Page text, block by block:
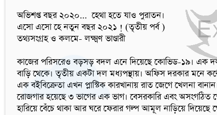
অভিশপ্ত বছর ২০২০...  হেথা হতে যাও পুরাতন।
এসো এসো হে নতুন বছর ২০২১ ! (তৃতীয় পর্ব )
তথ্যসংগ্রহ ও কলমে- লক্ষ্মণ ভাণ্ডারী
কাজের পরিসরেও বড়সড় বদল এনে দিয়েছে কোভিড-১৯। এক
বাড়ি থেকে। তৃতীয় একটা দল মধ্যপন্থায়। অফিস দরকার মনে
এক বইবিক্রেতা এখন প্লাস্টিক কারখানায় রাত জেগে খেলনা
রোজগার হয়েছে ৩ ভাগের এক ভাগ। বেসরকারি এবং অসংগঠিত ক্ষেত্রে এমন উদাহরণ ভূরি ভূরি।
হারিয়ে বেঁচে থাকা আর ঘরে ফেরার গল্প আমূল নাড়িয়ে দিয়েছে